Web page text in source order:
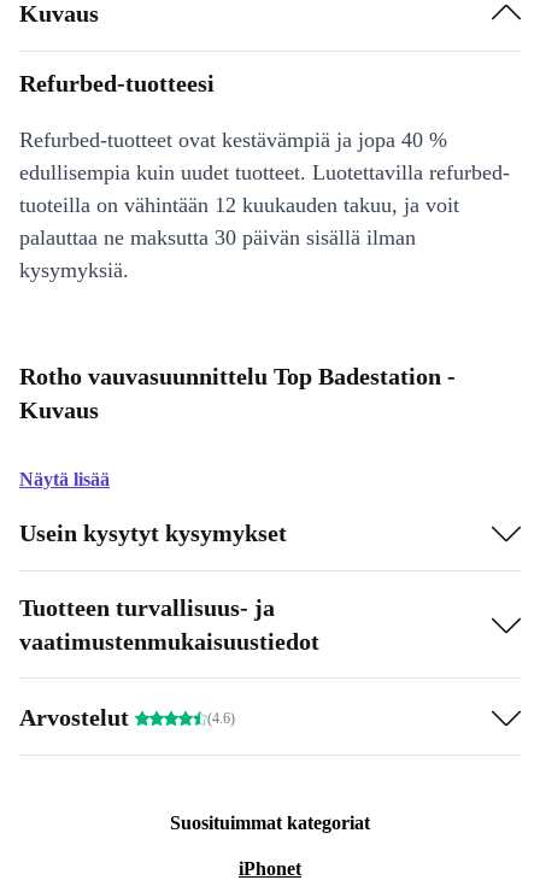
Kuvaus
Refurbed-tuotteesi
Refurbed-tuotteet ovat kestävämpiä ja jopa 40 %
edullisempia kuin uudet tuotteet. Luotettavilla refurbed-
tuoteilla on vähintään 12 kuukauden takuu, ja voit
palauttaa ne maksutta 30 päivän sisällä ilman
kysymyksiä.
Rotho vauvasuunnittelu Top Badestation -
Kuvaus
Näytä lisää
Usein kysytyt kysymykset
Tuotteen turvallisuus- ja
vaatimustenmukaisuustiedot
Arvostelut (4.6)
Suosituimmat kategoriat
iPhonet